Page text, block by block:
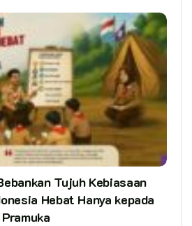
kwarda riau
pramuka
Tujuh Kebiasaan
Hebat Hanya kepada